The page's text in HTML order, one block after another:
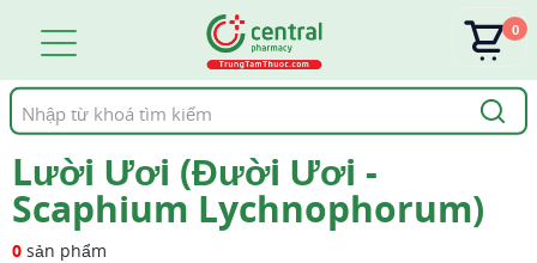
Tìm
kiếm
0
Lười Ươi (Đười Ươi -
Scaphium Lychnophorum)
0 sản phẩm